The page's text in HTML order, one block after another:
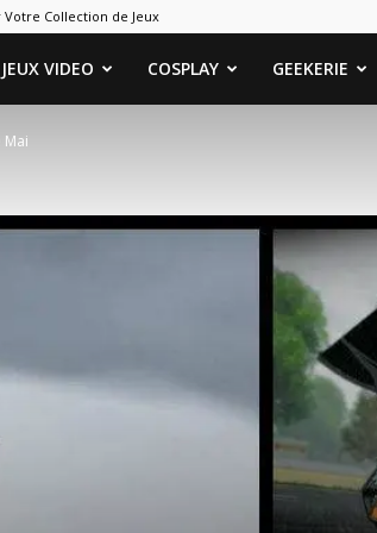
Votre Collection de Jeux
JEUX VIDEO COSPLAY GEEKERIE
Mai